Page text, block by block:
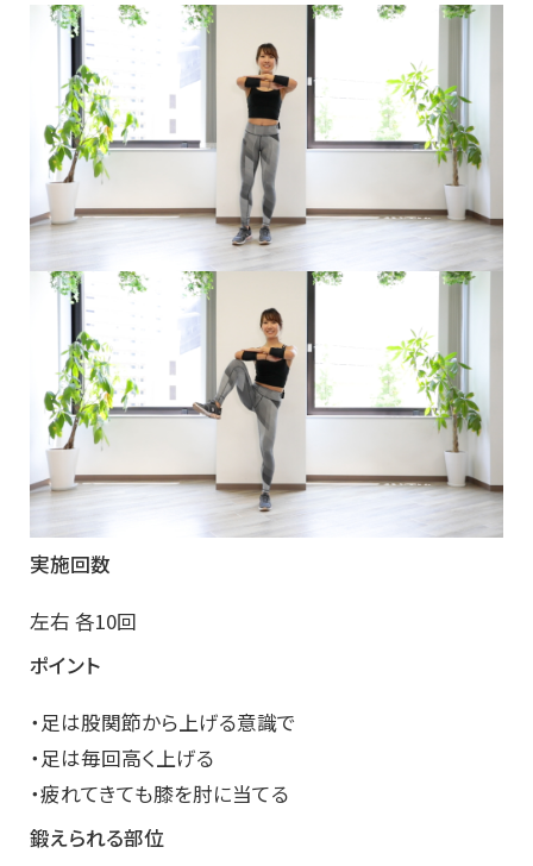
実施回数
左右 各10回
ポイント
・足は股関節から上げる意識で
・足は毎回高く上げる
・疲れてきても膝を肘に当てる
鍛えられる部位